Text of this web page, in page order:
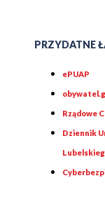
PRZYDATNE
ePUAP
Rządowe
Dziennik